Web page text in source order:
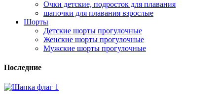
Очки детские, подросток для плавания
шапочки для плавания взрослые
Шорты
Детские шорты прогулочные
Женские шорты прогулочные
Мужские шорты прогулочные
Последние